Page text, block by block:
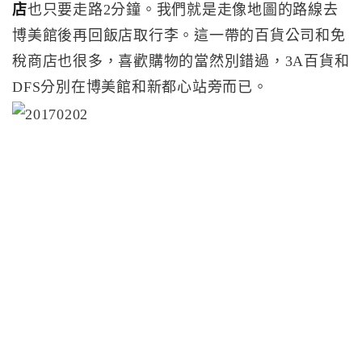
店也只要走路2分鐘。我們就是走像地圖的路線去
博美館後再回飯店取行李。這一帶的百貨公司和免
稅商店也很多，喜歡購物的當然別錯過，3A百貨和
DFS分別在博美館和新都心站旁而已。